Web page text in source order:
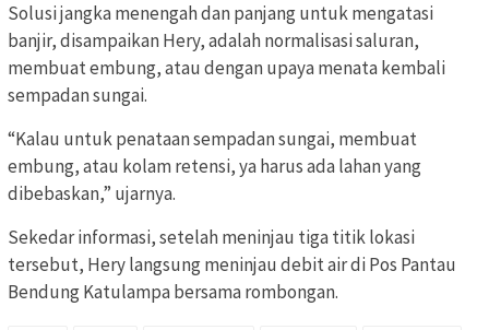
Solusi jangka menengah dan panjang untuk mengatasi
banjir, disampaikan Hery, adalah normalisasi saluran,
membuat embung, atau dengan upaya menata kembali
sempadan sungai.
“Kalau untuk penataan sempadan sungai, membuat
embung, atau kolam retensi, ya harus ada lahan yang
dibebaskan,” ujarnya.
Sekedar informasi, setelah meninjau tiga titik lokasi
tersebut, Hery langsung meninjau debit air di Pos Pantau
Bendung Katulampa bersama rombongan.